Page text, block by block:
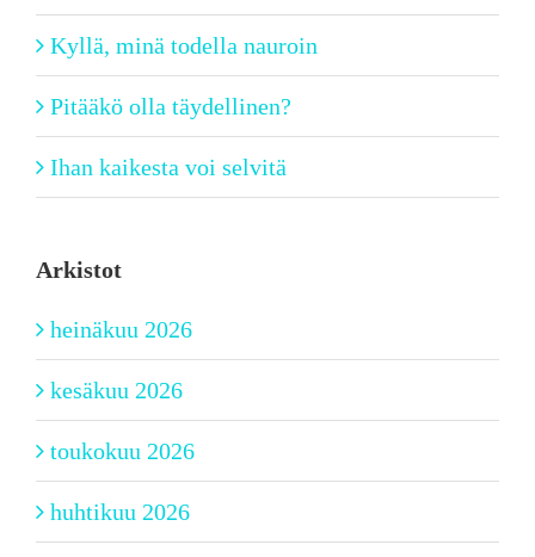
Kyllä, minä todella nauroin
Pitääkö olla täydellinen?
Ihan kaikesta voi selvitä
Arkistot
heinäkuu 2026
kesäkuu 2026
toukokuu 2026
huhtikuu 2026